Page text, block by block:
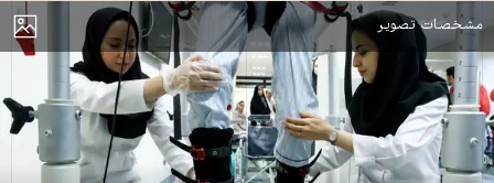
نمایش
مشخصات تصویر